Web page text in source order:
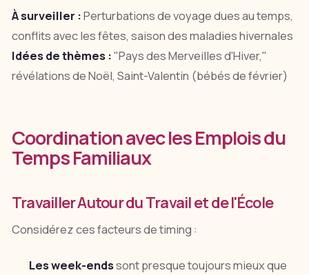
À surveiller :Perturbations de voyage dues au temps,
conflits avec les fêtes, saison des maladies hivernales
Idées de thèmes :"Pays des Merveilles d'Hiver,"
révélations de Noël, Saint-Valentin (bébés de février)
Coordination avec les Emplois du
Temps Familiaux
Travailler Autour du Travail et de l'École
Considérez ces facteurs de timing :
Les week-endssont presque toujours mieux que